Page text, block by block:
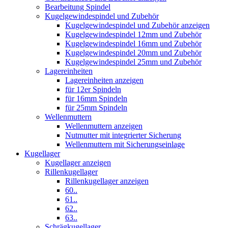
Bearbeitung Spindel
Kugelgewindespindel und Zubehör
Kugelgewindespindel und Zubehör anzeigen
Kugelgewindespindel 12mm und Zubehör
Kugelgewindespindel 16mm und Zubehör
Kugelgewindespindel 20mm und Zubehör
Kugelgewindespindel 25mm und Zubehör
Lagereinheiten
Lagereinheiten anzeigen
für 12er Spindeln
für 16mm Spindeln
für 25mm Spindeln
Wellenmuttern
Wellenmuttern anzeigen
Nutmutter mit integrierter Sicherung
Wellenmuttern mit Sicherungseinlage
Kugellager
Kugellager anzeigen
Rillenkugellager
Rillenkugellager anzeigen
60..
61..
62..
63..